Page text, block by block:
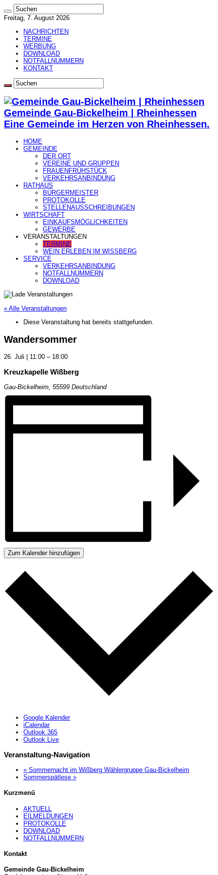
Freitag, 7. August 2026
NACHRICHTEN
TERMINE
WERBUNG
DOWNLOAD
NOTFALLNUMMERN
KONTAKT
Gemeinde Gau-Bickelheim | Rheinhessen
Eine Gemeinde im Herzen von Rheinhessen.
HOME
GEMEINDE
DER ORT
VEREINE UND GRUPPEN
FRAUENFRÜHSTÜCK
VERKEHRSANBINDUNG
RATHAUS
BÜRGERMEISTER
PROTOKOLLE
STELLENAUSSCHREIBUNGEN
WIRTSCHAFT
EINKAUFSMÖGLICHKEITEN
GEWERBE
VERANSTALTUNGEN
TERMINE
WEIN ERLEBEN IM WISSBERG
SERVICE
VERKEHRSANBINDUNG
NOTFALLNUMMERN
DOWNLOAD
« Alle Veranstaltungen
Diese Veranstaltung hat bereits stattgefunden.
Wandersommer
26. Juli | 11:00 – 18:00
Kreuzkapelle Wißberg
Gau-Bickelheim, 55599 Deutschland
Zum Kalender hinzufügen
Google Kalender
iCalendar
Outlook 365
Outlook Live
Veranstaltung-Navigation
« Sommernacht im Wißberg Wählergruppe Gau-Bickelheim
Sommerspätlese »
Kurzmenü
AKTUELL
EILMELDUNGEN
PROTOKOLLE
DOWNLOAD
NOTFALLNUMMERN
Kontakt
Gemeinde Gau-Bickelheim